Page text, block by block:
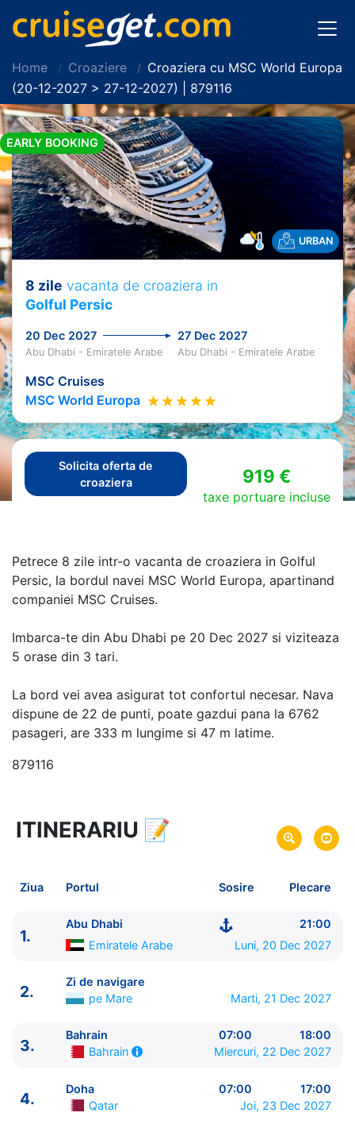
Home Croaziere
Croaziera cu MSC World Europa
(20-12-2027 > 27-12-2027) | 879116
EARLY BOOKING
URBAN
8 zile vacanta de croaziera in
Golful Persic
20 Dec 2027 27 Dec 2027
Abu Dhabi - Emiratele Arabe Abu Dhabi - Emiratele Arabe
MSC Cruises
MSC World Europa
Solicita oferta de
croaziera
919 €
taxe portuare incluse
Petrece 8 zile intr-o vacanta de croaziera in Golful
Persic, la bordul navei MSC World Europa, apartinand
companiei MSC Cruises.
Imbarca-te din Abu Dhabi pe 20 Dec 2027 si viziteaza
5 orase din 3 tari.
La bord vei avea asigurat tot confortul necesar. Nava
dispune de 22 de punti, poate gazdui pana la 6762
pasageri, are 333 m lungime si 47 m latime.
879116
8 zile vacanta de croaziera in
link oferta
Plecare pe 20 Dec 2027 din Abu Dhabi,
Emiratele
Sosire pe 27 Dec 2027 in Abu Dhabi,
Emiratele
Arabe
MSC Cruises
MSC World Europa
ITINERARIU 📝
Ziua Portul Sosire Plecare
1.
Abu Dhabi
21:00
Emiratele Arabe
Luni, 20 Dec 2027
2.
Zi de navigare
pe Mare
Marti, 21 Dec 2027
3.
Bahrain 07:00
18:00
Bahrain
Miercuri, 22 Dec 2027
4.
Doha 07:00
17:00
Qatar
Joi, 23 Dec 2027